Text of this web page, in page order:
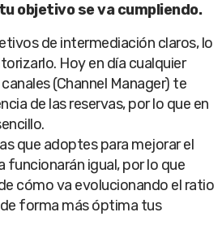
objetivo se va cumpliendo.
de intermediación claros, lo
Hoy en día cualquier
(Channel Manager) te
de las reservas, por lo que en
que adoptes para mejorar el
funcionarán igual, por lo que
cómo va evolucionando el ratio
forma más óptima tus